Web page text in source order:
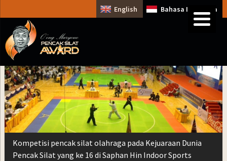
English Bahasa Indonesia
Kompetisi pencak silat olahraga pada Kejuaraan Dunia
Pencak Silat yang ke 16 di Saphan Hin Indoor Sports